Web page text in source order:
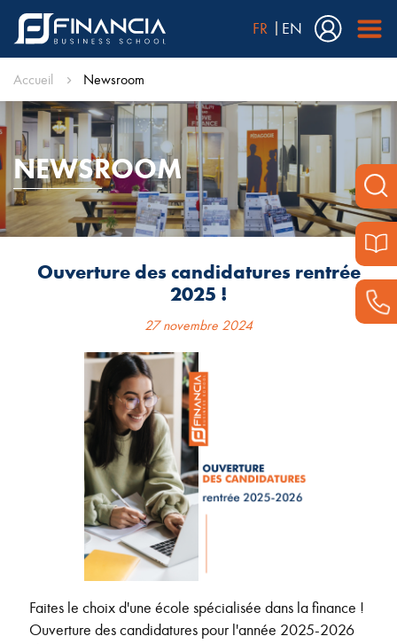
FR EN
Accueil Newsroom
NEWSROOM
Ouverture des candidatures rentrée
2025 !
27 novembre 2024
Faites le choix d'une école spécialisée dans la finance !
Ouverture des candidatures pour l'année 2025-2026